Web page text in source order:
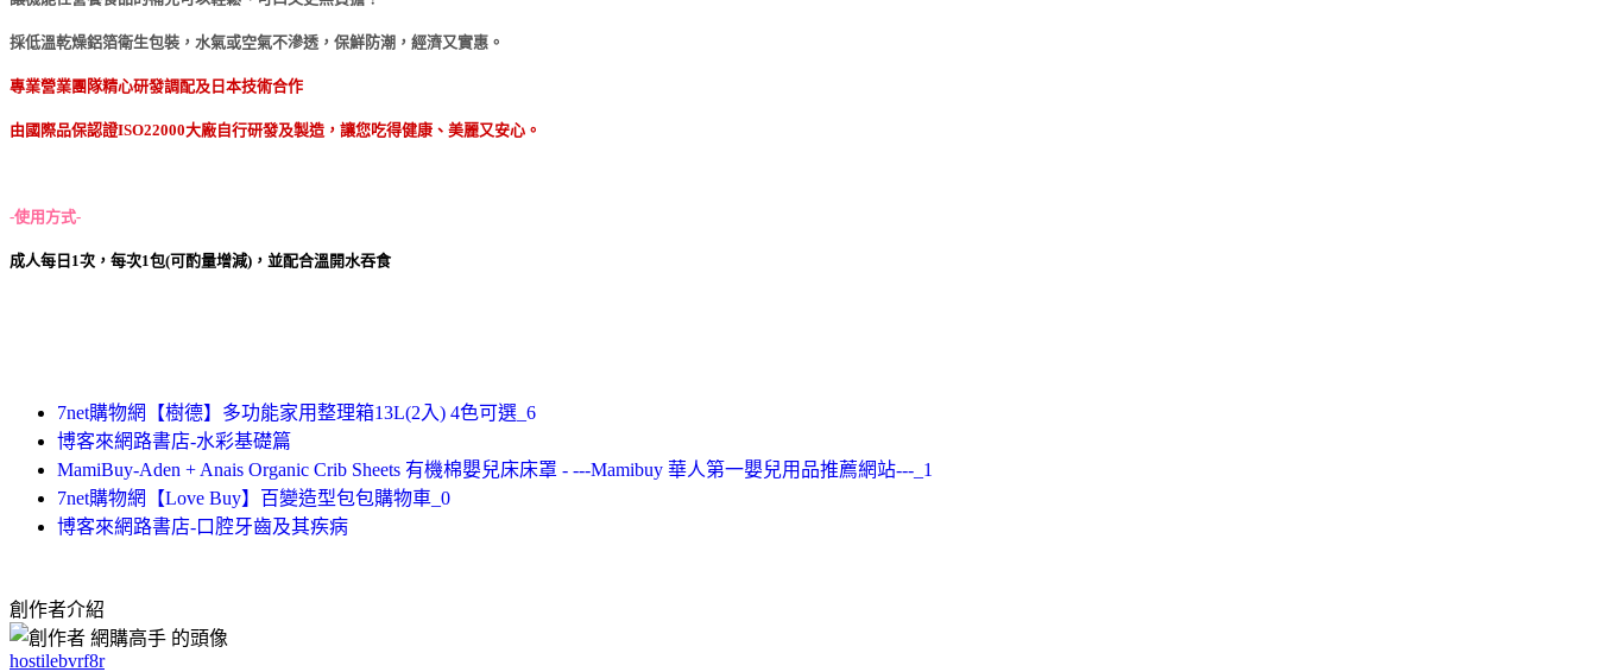
採低溫乾燥鋁箔衛生包裝，水氣或空氣不滲透，保鮮防潮，經濟又實惠。
專業營業團隊精心研發調配及日本技術合作
由國際品保認證ISO22000大廠自行研發及製造，讓您吃得健康、美麗又安心。
-使用方式-
成人每日1次，每次1包(可酌量增減)，並配合溫開水吞食
7net購物網【樹德】多功能家用整理箱13L(2入) 4色可選_6
博客來網路書店-水彩基礎篇
MamiBuy-Aden + Anais Organic Crib Sheets 有機棉嬰兒床床罩 - ---Mamibuy 華人第一嬰兒用品推薦網站---_1
7net購物網【Love Buy】百變造型包包購物車_0
博客來網路書店-口腔牙齒及其疾病
創作者介紹
hostilebvrf8r